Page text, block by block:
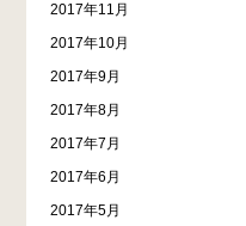
2017年11月
2017年10月
2017年9月
2017年8月
2017年7月
2017年6月
2017年5月